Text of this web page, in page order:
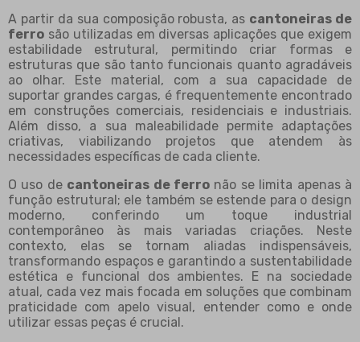
A partir da sua composição robusta, as cantoneiras de
ferro são utilizadas em diversas aplicações que exigem
estabilidade estrutural, permitindo criar formas e
estruturas que são tanto funcionais quanto agradáveis
ao olhar. Este material, com a sua capacidade de
suportar grandes cargas, é frequentemente encontrado
em construções comerciais, residenciais e industriais.
Além disso, a sua maleabilidade permite adaptações
criativas, viabilizando projetos que atendem às
necessidades específicas de cada cliente.
O uso de cantoneiras de ferro não se limita apenas à
função estrutural; ele também se estende para o design
moderno, conferindo um toque industrial
contemporâneo às mais variadas criações. Neste
contexto, elas se tornam aliadas indispensáveis,
transformando espaços e garantindo a sustentabilidade
estética e funcional dos ambientes. E na sociedade
atual, cada vez mais focada em soluções que combinam
praticidade com apelo visual, entender como e onde
utilizar essas peças é crucial.